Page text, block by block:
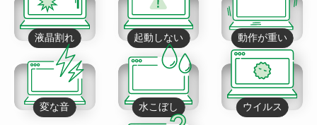
液晶割れ 起動しない 動作が重い
変な音 水こぼし ウイルス